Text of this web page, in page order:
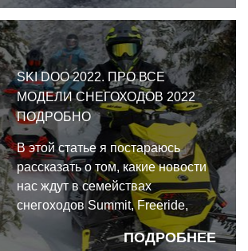
SKI DOO 2022. ПРО ВСЕ
МОДЕЛИ СНЕГОХОДОВ 2022
ПОДРОБНО
ПОДРОБНЕЕ
В этой статье я постараюсь
рассказать о том, какие новости
нас ждут в семействах
снегоходов Summit, Freeride,
Backcountry, Renegade, MXZ,
Skandic, Tundra, Expedition и